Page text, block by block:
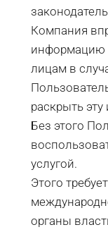
Компания
информацию
лицам в
раскрыть
Без этого
услугой.
Этого
органы